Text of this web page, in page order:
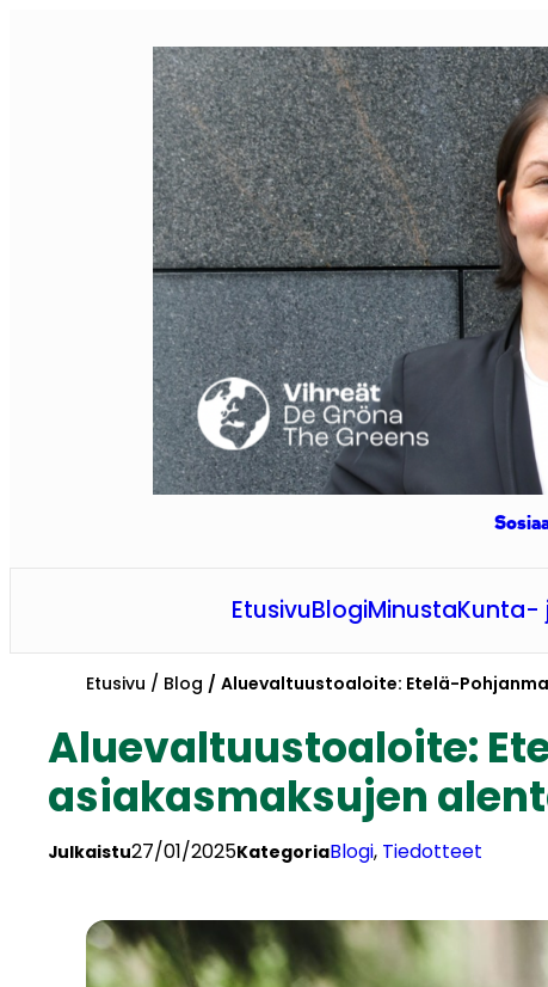
EtusivuBlogiMinustaKunta-
Etusivu Blog Aluevaltuustoaloite: Etelä-
Aluevaltuustoaloite:
asiakasmaksujen
Julkaistu27/01/2025KategoriaBlogi, Tiedotteet